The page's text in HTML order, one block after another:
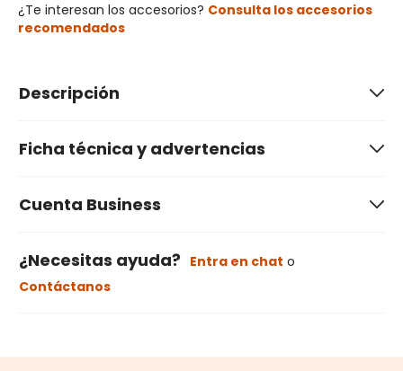
¿Te interesan los accesorios? Consulta los accesorios
recomendados
Descripción
Ficha técnica y advertencias
Cuenta Business
¿Necesitas ayuda? Entra en chat o
Contáctanos